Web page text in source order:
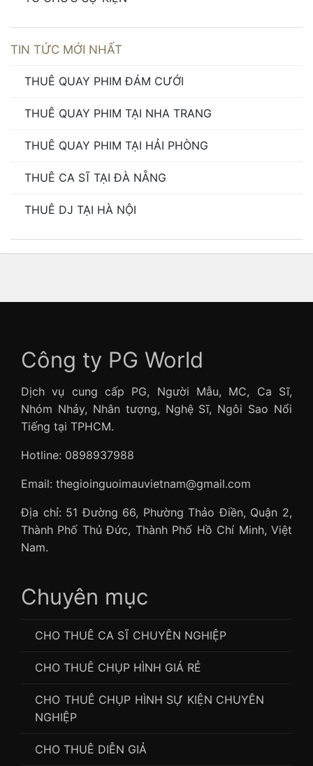
TIN TỨC MỚI NHẤT
THUÊ QUAY PHIM ĐÁM CƯỚI
THUÊ QUAY PHIM TẠI NHA TRANG
THUÊ QUAY PHIM TẠI HẢI PHÒNG
THUÊ CA SĨ TẠI ĐÀ NẴNG
THUÊ DJ TẠI HÀ NỘI
Công ty PG World
Dịch vụ cung cấp PG, Người Mẫu, MC, Ca Sĩ,
Nhóm Nhảy, Nhân tượng, Nghệ Sĩ, Ngôi Sao Nổi
Tiếng tại TPHCM.
Hotline: 0898937988
Email: thegioinguoimauvietnam@gmail.com
Địa chỉ: 51 Đường 66, Phường Thảo Điền, Quận 2,
Thành Phố Thủ Đức, Thành Phố Hồ Chí Minh, Việt
Nam.
Chuyên mục
CHO THUÊ CA SĨ CHUYÊN NGHIỆP
CHO THUÊ CHỤP HÌNH GIÁ RẺ
CHO THUÊ CHỤP HÌNH SỰ KIỆN CHUYÊN
NGHIỆP
CHO THUÊ DIỄN GIẢ